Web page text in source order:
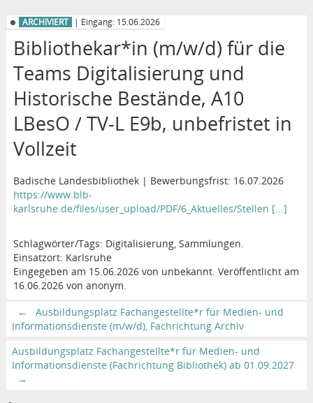
ARCHIVIERT | Eingang: 15.06.2026
Bibliothekar*in (m/w/d) für die
Teams Digitalisierung und
Historische Bestände, A10
LBesO / TV-L E9b, unbefristet in
Vollzeit
Badische Landesbibliothek | Bewerbungsfrist: 16.07.2026
https://www.blb-
karlsruhe.de/files/user_upload/PDF/6_Aktuelles/Stellen [...]
Schlagwörter/Tags: Digitalisierung, Sammlungen.
Einsatzort: Karlsruhe
Eingegeben am 15.06.2026 von unbekannt. Veröffentlicht am
16.06.2026 von anonym.
←
Ausbildungsplatz Fachangestellte*r für Medien- und
Informationsdienste (m/w/d), Fachrichtung Archiv
Ausbildungsplatz Fachangestellte*r für Medien- und
Informationsdienste (Fachrichtung Bibliothek) ab 01.09.2027
→